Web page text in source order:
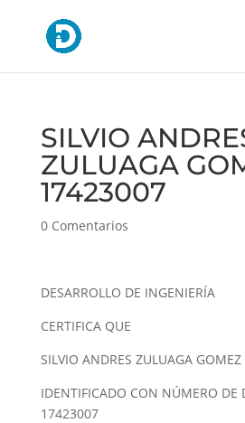
SILVIO
ZULUAGA
17423007
0 Comentarios
DESARROLLO DE INGENIERÍA
CERTIFICA QUE
SILVIO ANDRES ZULUAGA GOMEZ
IDENTIFICADO CON NÚMERO DE
17423007